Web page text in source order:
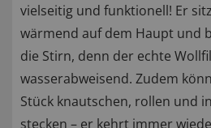
vielseitig und funktionell! Er
wärmend auf dem Haupt und
die Stirn, denn der echte
wasserabweisend. Zudem
Stück knautschen, rollen und
stecken – er kehrt immer